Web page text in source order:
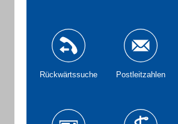
Rückwärtssuche Postleitzahlen